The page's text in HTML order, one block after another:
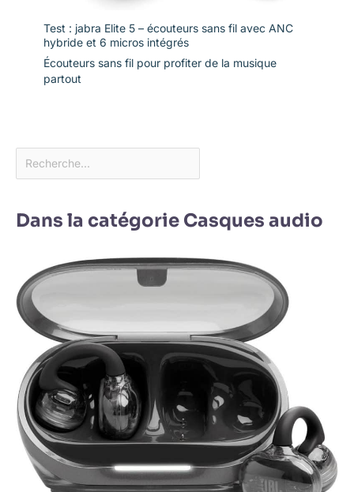
Test : jabra Elite 5 – écouteurs sans fil avec ANC
hybride et 6 micros intégrés
Écouteurs sans fil pour profiter de la musique
partout
Dans la catégorie Casques audio